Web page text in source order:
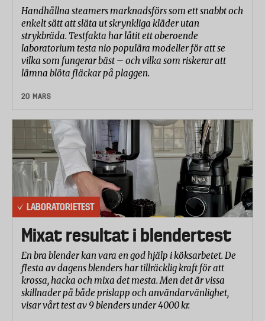
Handhållna steamers marknadsförs som ett snabbt och
enkelt sätt att släta ut skrynkliga kläder utan
strykbräda. Testfakta har låtit ett oberoende
laboratorium testa nio populära modeller för att se
vilka som fungerar bäst – och vilka som riskerar att
lämna blöta fläckar på plaggen.
20 MARS
LABORATORIETEST
Mixat resultat i blendertest
En bra blender kan vara en god hjälp i köksarbetet. De
flesta av dagens blenders har tillräcklig kraft för att
krossa, hacka och mixa det mesta. Men det är vissa
skillnader på både prislapp och användarvänlighet,
visar vårt test av 9 blenders under 4000 kr.